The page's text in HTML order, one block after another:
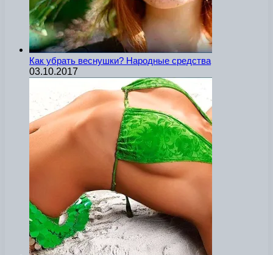
Как убрать веснушки? Народные средства
03.10.2017